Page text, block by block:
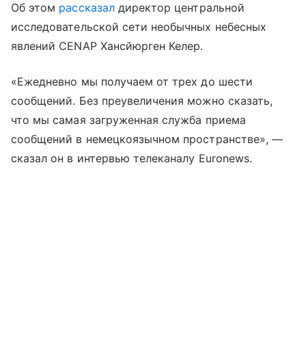
Об этом рассказалдиректор центральной
исследовательской сети необычных небесных
явлений CENAP Хансйюрген Келер.
«Ежедневно мы получаем от трех до шести
сообщений. Без преувеличения можно сказать,
что мы самая загруженная служба приема
сообщений в немецкоязычном пространстве», —
сказал он в интервью телеканалу Euronews.